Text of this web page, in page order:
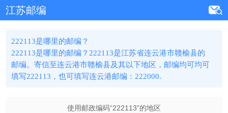
江苏邮编
222113是哪里的邮编？
222113是哪里的邮编？222113是江苏省连云港市赣榆县的
邮编。寄信至连云港市赣榆县及其以下地区，邮编均可均可
填写222113，也可填写连云港邮编：222000.
使用邮政编码“222113”的地区